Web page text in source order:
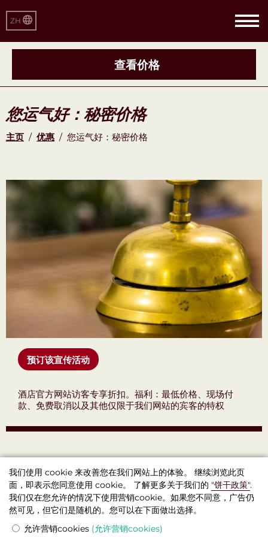
查看价格
ZH
您运气好：秘密价格
主页 / 优惠 / 您运气好：秘密价格
预订该宣传活动
酒店官方网站访客专享折扣。福利：最低价格、现场付
款、免费取消以及其他仅限于我们网站的宾客的特权
精品酒店 Seven Days (七日精品酒店) , 布拉格
法律条款和条件
我们使用 cookie 来改善您在我们网站上的体验。 继续浏览此页
面，即表示您同意使用 cookie。 了解更多关于我们的 "饼干政策".
我们仅在您允许的情况下使用营销cookie。如果您不同意，广告仍
然可见，但它们是随机的。您可以在下面做出选择。
允许营销cookies (允许营销cookies)